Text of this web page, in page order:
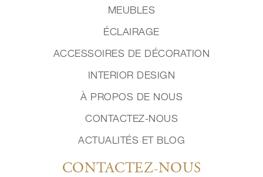
MEUBLES
ÉCLAIRAGE
ACCESSOIRES DE DÉCORATION
INTERIOR DESIGN
À PROPOS DE NOUS
CONTACTEZ-NOUS
ACTUALITÉS ET BLOG
CONTACTEZ-NOUS